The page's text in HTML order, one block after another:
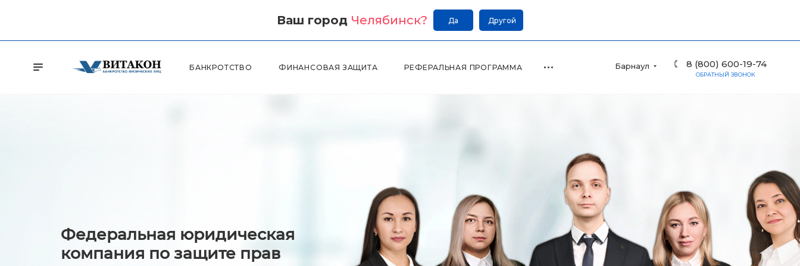
Ваш город Челябинск? Да Другой
Барнаул 8 (800) 600-19-74
БАНКРОТСТВО ФИНАНСОВАЯ ЗАЩИТА РЕФЕРАЛЬНАЯ ПРОГРАММА
ОБРАТНЫЙ ЗВОНОК
Федеральная юридическая
компания по защите прав